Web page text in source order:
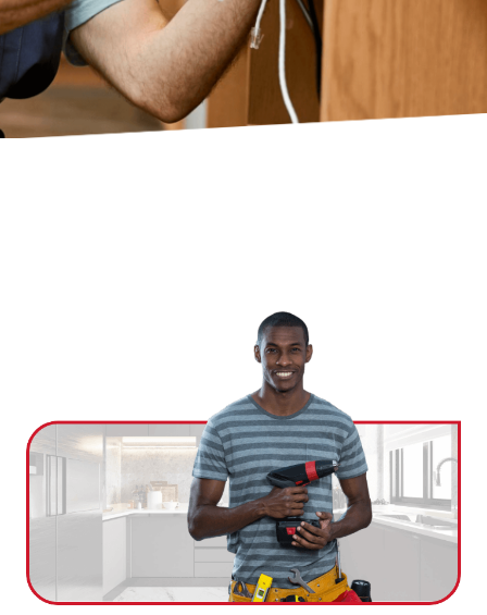
Ville *
Jardinage
Petits travaux de bricolage
Autres services
Informations supplémentaires du besoin